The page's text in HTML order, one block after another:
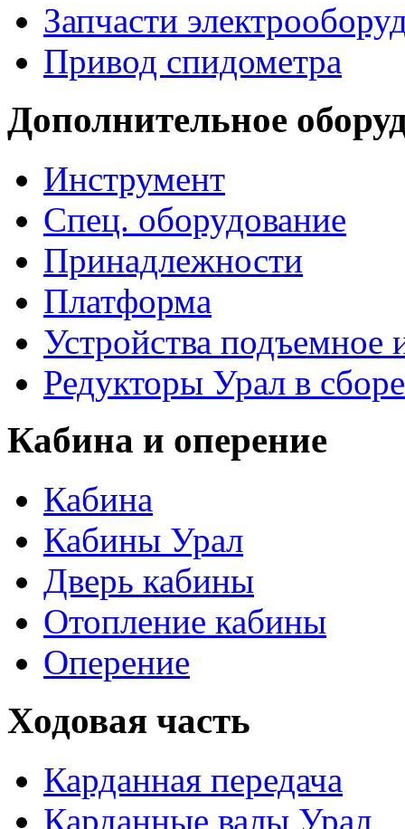
Запчасти
Привод спидометра
Дополнительное
Инструмент
Спец. оборудование
Принадлежности
Платформа
Устройства
Редукторы Урал в сборе
Кабина и оперение
Кабина
Кабины Урал
Дверь кабины
Отопление кабины
Оперение
Ходовая часть
Карданная передача
Карданные валы Урал